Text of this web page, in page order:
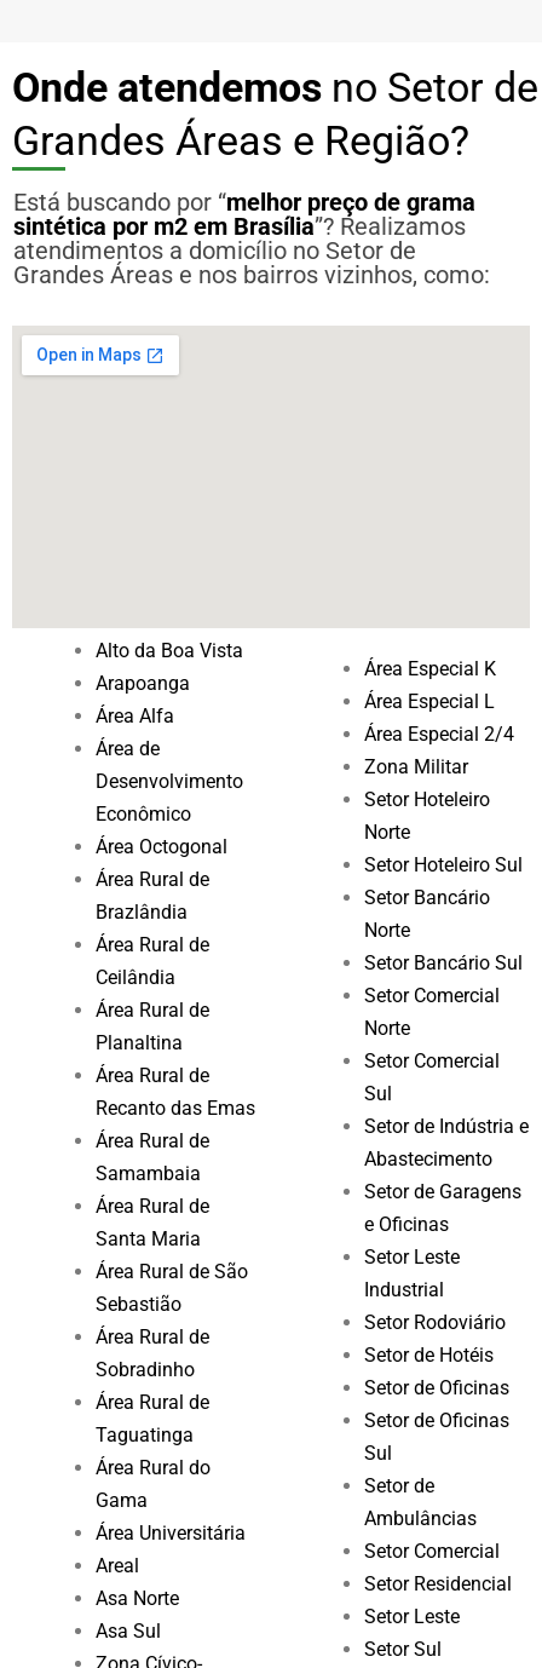
Onde atendemos no Setor de
Grandes Áreas e Região?
Está buscando por “melhor preço de grama
sintética por m2 em Brasília”? Realizamos
atendimentos a domicílio no Setor de
Grandes Áreas e nos bairros vizinhos, como:
Alto da Boa Vista
Arapoanga
Área Alfa
Área de
Desenvolvimento
Econômico
Área Octogonal
Área Rural de
Brazlândia
Área Rural de
Ceilândia
Área Rural de
Planaltina
Área Rural de
Recanto das Emas
Área Rural de
Samambaia
Área Rural de
Santa Maria
Área Rural de São
Sebastião
Área Rural de
Sobradinho
Área Rural de
Taguatinga
Área Rural do
Gama
Área Universitária
Areal
Asa Norte
Asa Sul
Área Especial K
Área Especial L
Área Especial 2/4
Zona Militar
Setor Hoteleiro
Norte
Setor Hoteleiro Sul
Setor Bancário
Norte
Setor Bancário Sul
Setor Comercial
Norte
Setor Comercial
Sul
Setor de Indústria e
Abastecimento
Setor de Garagens
e Oficinas
Setor Leste
Industrial
Setor Rodoviário
Setor de Hotéis
Setor de Oficinas
Setor de Oficinas
Sul
Setor de
Ambulâncias
Setor Comercial
Setor Residencial
Setor Leste
Setor Sul